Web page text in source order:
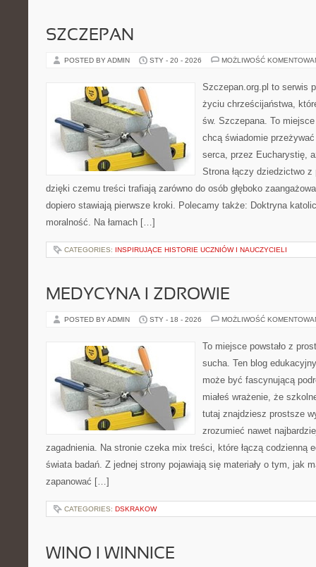
SZCZEPAN
POSTED BY ADMIN STY - 20 - 2026 MOŻLIWOŚĆ
Szczepan.org.pl to serwis
życiu chrześcijaństwa,
św. Szczepana. To
chcą świadomie
serca, przez Eucharystię,
Strona łączy dziedzictwo
dzięki czemu treści trafiają zarówno do osób głęboko
dopiero stawiają pierwsze kroki. Polecamy także: Doktryna
moralność. Na łamach […]
CATEGORIES: INSPIRUJĄCE HISTORIE UCZNIÓW I NAUCZYCIELI
MEDYCYNA I ZDROWIE
POSTED BY ADMIN STY - 18 - 2026 MOŻLIWOŚĆ
To miejsce powstało z
sucha. Ten blog
może być fascynującą
miałeś wrażenie, że
tutaj znajdziesz prostsze
zrozumieć nawet
zagadnienia. Na stronie czeka mix treści, które łączą codzienną
świata badań. Z jednej strony pojawiają się materiały o tym, jak
zapanować […]
CATEGORIES: DSKRAKOW
WINO I WINNICE